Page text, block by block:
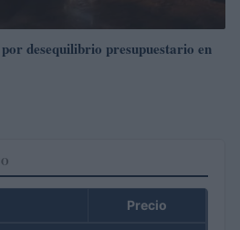
desequilibrio presupuestario en
Precio